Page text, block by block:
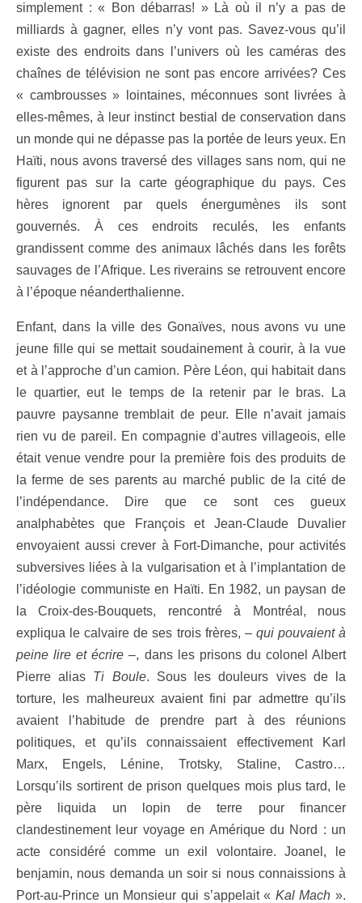
simplement : « Bon débarras! » Là où il n’y a pas de
milliards à gagner, elles n’y vont pas. Savez-vous qu’il
existe des endroits dans l’univers où les caméras des
chaînes de télévision ne sont pas encore arrivées? Ces
« cambrousses » lointaines, méconnues sont livrées à
elles-mêmes, à leur instinct bestial de conservation dans
un monde qui ne dépasse pas la portée de leurs yeux. En
Haïti, nous avons traversé des villages sans nom, qui ne
figurent pas sur la carte géographique du pays. Ces
hères ignorent par quels énergumènes ils sont
gouvernés. À ces endroits reculés, les enfants
grandissent comme des animaux lâchés dans les forêts
sauvages de l’Afrique. Les riverains se retrouvent encore
à l’époque néanderthalienne.
Enfant, dans la ville des Gonaïves, nous avons vu une
jeune fille qui se mettait soudainement à courir, à la vue
et à l’approche d’un camion. Père Léon, qui habitait dans
le quartier, eut le temps de la retenir par le bras. La
pauvre paysanne tremblait de peur. Elle n’avait jamais
rien vu de pareil. En compagnie d’autres villageois, elle
était venue vendre pour la première fois des produits de
la ferme de ses parents au marché public de la cité de
l’indépendance. Dire que ce sont ces gueux
analphabètes que François et Jean-Claude Duvalier
envoyaient aussi crever à Fort-Dimanche, pour activités
subversives liées à la vulgarisation et à l’implantation de
l’idéologie communiste en Haïti. En 1982, un paysan de
la Croix-des-Bouquets, rencontré à Montréal, nous
expliqua le calvaire de ses trois frères, – qui pouvaient à
peine lire et écrire–, dans les prisons du colonel Albert
Pierre alias Ti Boule. Sous les douleurs vives de la
torture, les malheureux avaient fini par admettre qu’ils
avaient l’habitude de prendre part à des réunions
politiques, et qu’ils connaissaient effectivement Karl
Marx, Engels, Lénine, Trotsky, Staline, Castro…
Lorsqu’ils sortirent de prison quelques mois plus tard, le
père liquida un lopin de terre pour financer
clandestinement leur voyage en Amérique du Nord : un
acte considéré comme un exil volontaire. Joanel, le
benjamin, nous demanda un soir si nous connaissions à
Port-au-Prince un Monsieur qui s’appelait « Kal Mach ».